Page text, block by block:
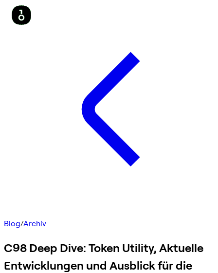
Blog/Archiv
C98 Deep Dive: Token Utility, Aktuelle
Entwicklungen und Ausblick für die